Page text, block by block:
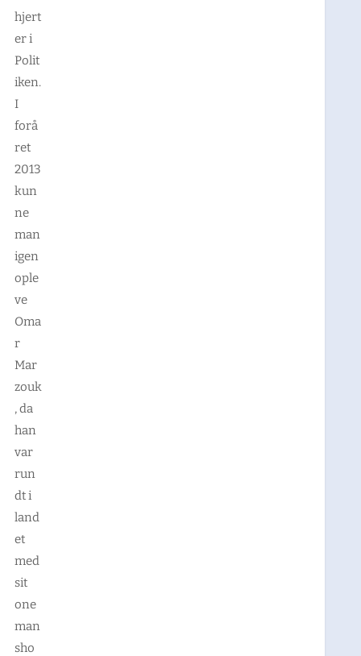
hjert
er i
Polit
iken.
I
forå
ret
2013
kun
ne
man
igen
ople
ve
Oma
r
Mar
zouk
, da
han
var
run
dt i
land
et
med
sit
one
man
sho